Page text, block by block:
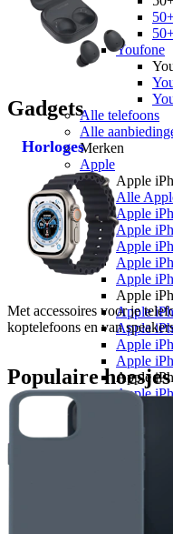
Youfone
Alle telefoons
Alle
Merken
Apple
Apple
Alle
Apple
Apple
Apple
Apple
Apple
Apple
Apple
Apple
Apple
Apple
Apple
Apple
Apple
Apple
Apple
Apple
Apple
Apple
Apple
Gadgets
Horloges
Met accessoires voor je
koptelefoons en van
Populaire hoesjes